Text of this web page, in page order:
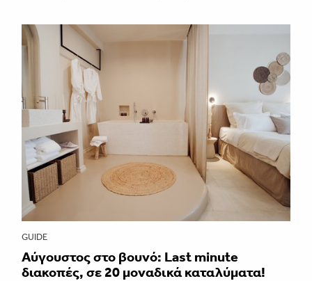
GUIDE
Aύγουστος στο βουνό: Last minute
διακοπές, σε 20 μοναδικά καταλύματα!